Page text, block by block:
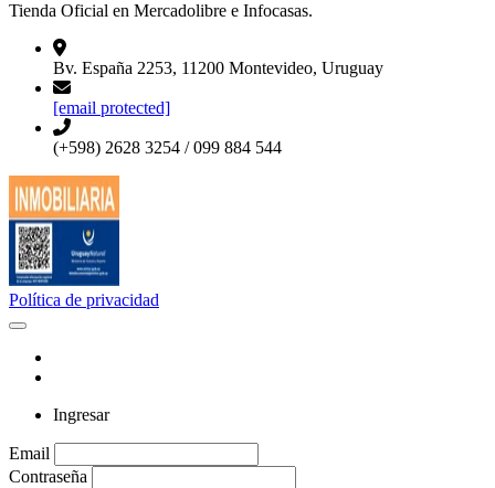
Tienda Oficial en Mercadolibre e Infocasas.
Bv. España 2253, 11200 Montevideo, Uruguay
[email protected]
(+598) 2628 3254 / 099 884 544
Política de privacidad
Ingresar
Email
Contraseña